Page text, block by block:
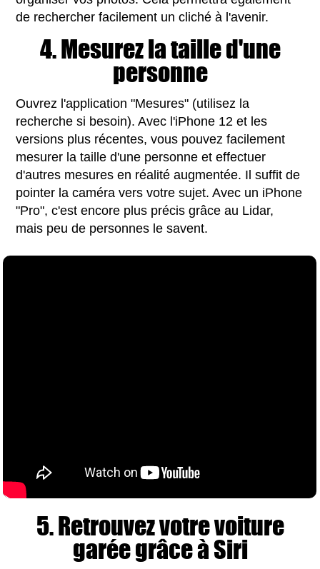
de rechercher facilement un cliché à l'avenir.
4. Mesurez la taille d'une
personne
Ouvrez l'application "Mesures" (utilisez la
recherche si besoin). Avec l'iPhone 12 et les
versions plus récentes, vous pouvez facilement
mesurer la taille d'une personne et effectuer
d'autres mesures en réalité augmentée. Il suffit de
pointer la caméra vers votre sujet. Avec un iPhone
"Pro", c'est encore plus précis grâce au Lidar,
mais peu de personnes le savent.
5. Retrouvez votre voiture
garée grâce à Siri